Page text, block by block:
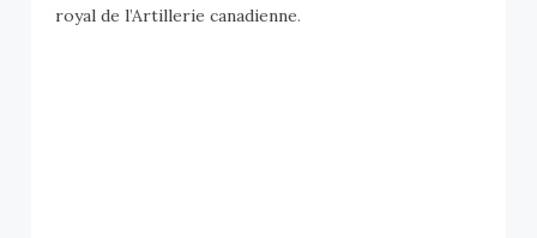
royal de l’Artillerie canadienne.